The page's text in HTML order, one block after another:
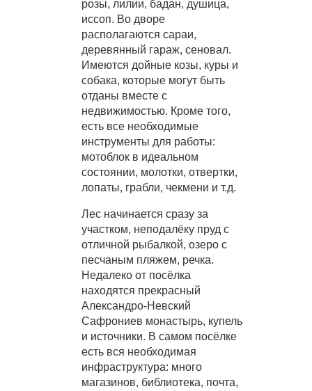
розы, лилии, бадан, душица,
иссоп. Во дворе
располагаются сараи,
деревянный гараж, сеновал.
Имеются дойные козы, куры и
собака, которые могут быть
отданы вместе с
недвижимостью. Кроме того,
есть все необходимые
инструменты для работы:
мотоблок в идеальном
состоянии, молотки, отвертки,
лопаты, грабли, чекмени и т.д.
Лес начинается сразу за
участком, неподалёку пруд с
отличной рыбалкой, озеро с
песчаным пляжем, речка.
Недалеко от посёлка
находятся прекрасный
Александро-Невский
Сафрониев монастырь, купель
и источники. В самом посёлке
есть вся необходимая
инфраструктура: много
магазинов, библиотека, почта,